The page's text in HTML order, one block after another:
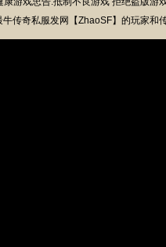
传奇私服发网【ZhaoSF】的玩家和